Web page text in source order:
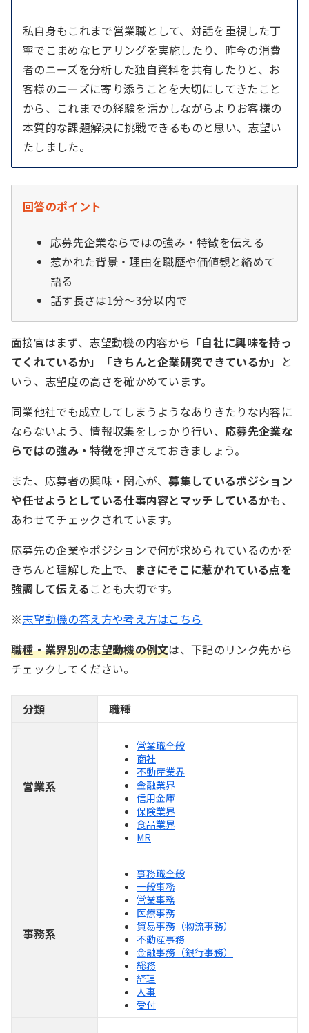
私自身もこれまで営業職として、対話を重視した丁
寧でこまめなヒアリングを実施したり、昨今の消費
者のニーズを分析した独自資料を共有したりと、お
客様のニーズに寄り添うことを大切にしてきたこと
から、これまでの経験を活かしながらよりお客様の
本質的な課題解決に挑戦できるものと思い、志望い
たしました。
回答のポイント
応募先企業ならではの強み・特徴を伝える
惹かれた背景・理由を職歴や価値観と絡めて
語る
話す長さは1分～3分以内で
面接官はまず、志望動機の内容から「自社に興味を持っ
てくれているか」「きちんと企業研究できているか」と
いう、志望度の高さを確かめています。
同業他社でも成立してしまうようなありきたりな内容に
ならないよう、情報収集をしっかり行い、 応募先企業な
らではの強み・特徴を押さえておきましょう。
また、応募者の興味・関心が、募集しているポジション
や任せようとしている仕事内容とマッチしているかも、
あわせてチェックされています。
応募先の企業やポジションで何が求められているのかを
きちんと理解した上で、 まさにそこに惹かれている点を
強調して伝える ことも大切です。
※志望動機の答え方や考え方はこちら
職種・業界別の志望動機の例文は、下記のリンク先から
チェックしてください。
分類 職種
営業系
営業職全般
商社
不動産業界
金融業界
信用金庫
保険業界
食品業界
MR
事務系
事務職全般
一般事務
営業事務
医療事務
貿易事務（物流事務）
不動産事務
金融事務（銀行事務）
総務
経理
人事
受付